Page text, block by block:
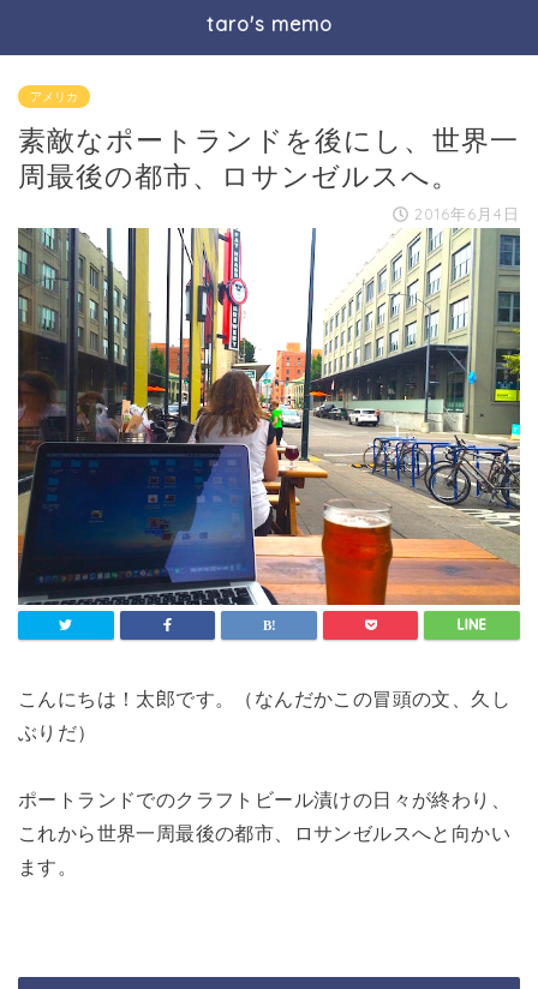
taro's memo
アメリカ
素敵なポートランドを後にし、世界一
周最後の都市、ロサンゼルスへ。
2016年6月4日
こんにちは！太郎です。（なんだかこの冒頭の文、久し
ぶりだ）
ポートランドでのクラフトビール漬けの日々が終わり、
これから世界一周最後の都市、ロサンゼルスへと向かい
ます。